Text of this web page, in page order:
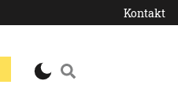
Kontakt